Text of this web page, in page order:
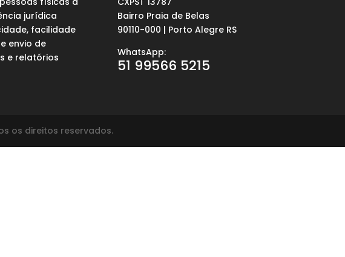
jurídica
facilidade
envio de
e relatórios
Bairro Praia de Belas
90110-000 | Porto Alegre RS
WhatsApp:
51 99566 5215
os direitos reservados.